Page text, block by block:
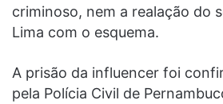
criminoso, nem a realação do
Lima com o esquema.
A prisão da influencer foi
pela Polícia Civil de